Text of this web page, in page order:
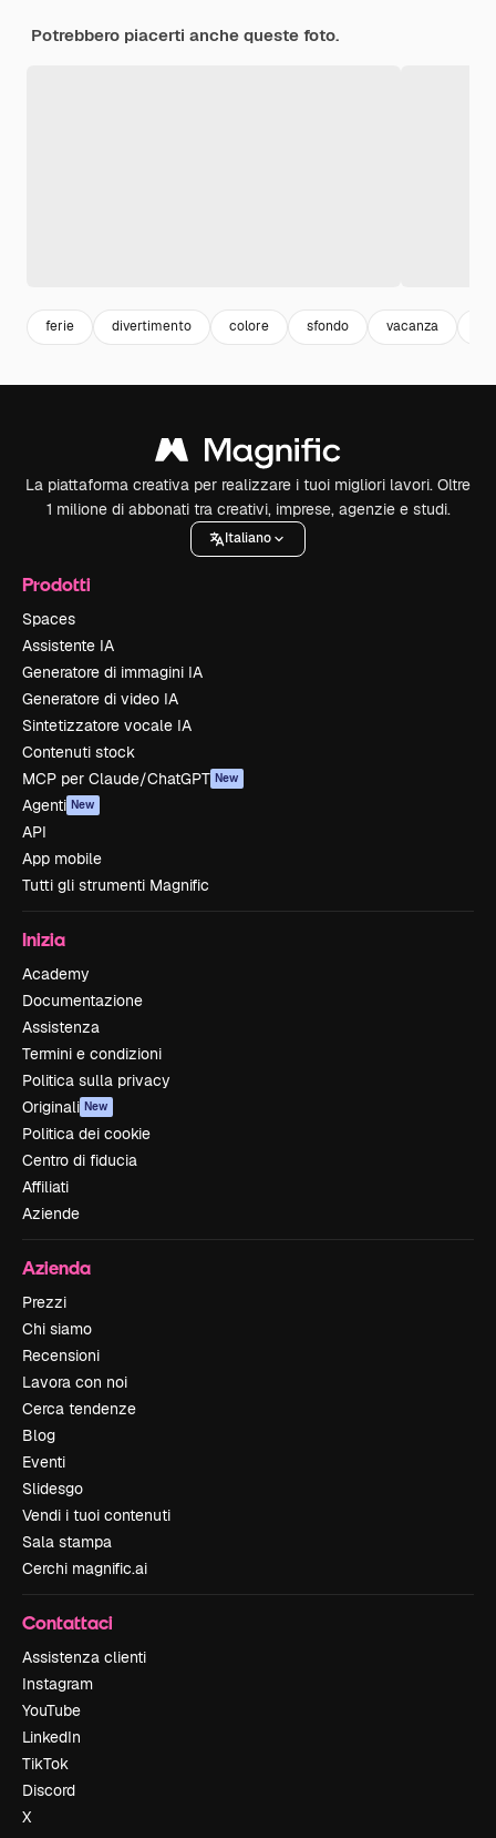
Potrebbero piacerti anche queste foto.
ferie divertimento colore sfondo vacanza
La piattaforma creativa per realizzare i tuoi migliori lavori. Oltre
1 milione di abbonati tra creativi, imprese, agenzie e studi.
Italiano
Prodotti
Spaces
Assistente IA
Generatore di immagini IA
Generatore di video IA
Sintetizzatore vocale IA
Contenuti stock
MCP per Claude/ChatGPT New
Agenti New
API
App mobile
Tutti gli strumenti Magnific
Inizia
Academy
Documentazione
Assistenza
Termini e condizioni
Politica sulla privacy
Originali New
Politica dei cookie
Centro di fiducia
Affiliati
Aziende
Azienda
Prezzi
Chi siamo
Recensioni
Lavora con noi
Cerca tendenze
Blog
Eventi
Slidesgo
Vendi i tuoi contenuti
Sala stampa
Cerchi magnific.ai
Contattaci
Assistenza clienti
Instagram
YouTube
LinkedIn
TikTok
Discord
X